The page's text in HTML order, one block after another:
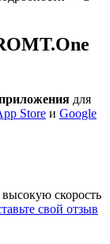
для
Store и Google
скорость
свой отзыв